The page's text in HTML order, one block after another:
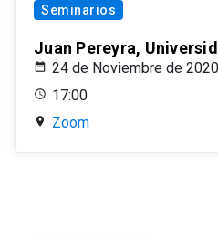
Seminarios
Juan Pereyra,
24 de Noviembre de 2020
17:00
Zoom